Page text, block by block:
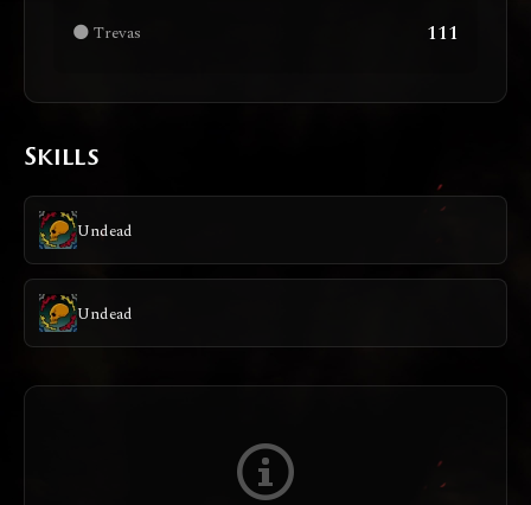
🌑 Trevas 111
Skills
Undead
Undead